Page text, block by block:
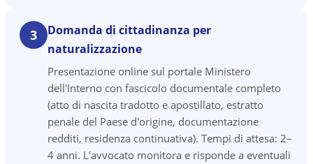
3
Domanda di cittadinanza per
naturalizzazione
Presentazione online sul portale Ministero
dell'Interno con fascicolo documentale completo
(atto di nascita tradotto e apostillato, estratto
penale del Paese d'origine, documentazione
redditi, residenza continuativa). Tempi di attesa: 2–
4 anni. L'avvocato monitora e risponde a eventuali